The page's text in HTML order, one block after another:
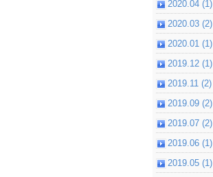
2020.04 (1)
2020.03 (2)
2020.01 (1)
2019.12 (1)
2019.11 (2)
2019.09 (2)
2019.07 (2)
2019.06 (1)
2019.05 (1)